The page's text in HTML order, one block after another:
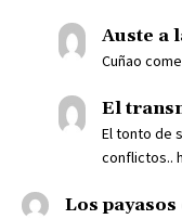
Auste a
Cuñao
El
El tonto de
conflictos..
Los